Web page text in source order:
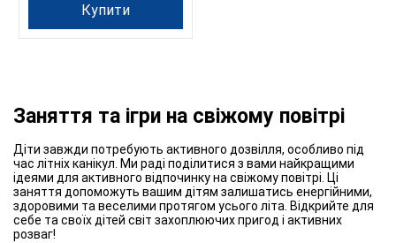
Купити
Заняття та ігри на свіжому повітрі
Діти завжди потребують активного дозвілля, особливо під
час літніх канікул. Ми раді поділитися з вами найкращими
ідеями для активного відпочинку на свіжому повітрі. Ці
заняття допоможуть вашим дітям залишатись енергійними,
здоровими та веселими протягом усього літа. Відкрийте для
себе та своїх дітей світ захоплюючих пригод і активних
розваг!